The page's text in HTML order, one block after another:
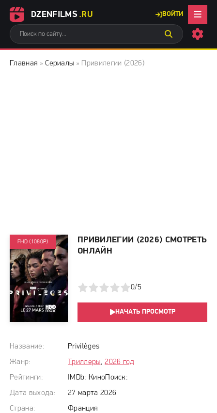
DZENFILMS .RU ВОЙТИ
Главная »Сериалы » Привилегии (2026)
ПРИВИЛЕГИИ (2026) СМОТРЕТЬ
ОНЛАЙН
Название:
Privilèges
Жанр:
Триллеры,2026 год
Рейтинги:
IMDb: КиноПоиск:
Дата выхода:
27 марта 2026
Страна:
Франция
FHD (1080P)
1 2 3 4 0/5
НАЧАТЬ ПРОСМОТР